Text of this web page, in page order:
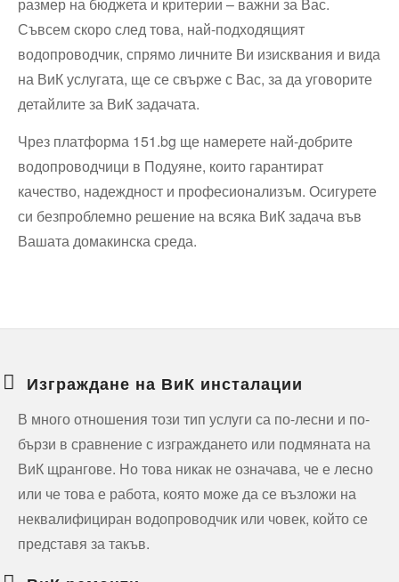
размер на бюджета и критерии – важни за Вас.
Съвсем скоро след това, най-подходящият
водопроводчик, спрямо личните Ви изисквания и вида
на ВиК услугата, ще се свърже с Вас, за да уговорите
детайлите за ВиК задачата.
Чрез платформа 151.bg ще намерете най-добрите
водопроводчици в Подуяне, които гарантират
качество, надеждност и професионализъм. Осигурете
си безпроблемно решение на всяка ВиК задача във
Вашата домакинска среда.
Изграждане на ВиК инсталации
В много отношения този тип услуги са по-лесни и по-
бързи в сравнение с изграждането или подмяната на
ВиК щрангове. Но това никак не означава, че е лесно
или че това е работа, която може да се възложи на
неквалифициран водопроводчик или човек, който се
представя за такъв.